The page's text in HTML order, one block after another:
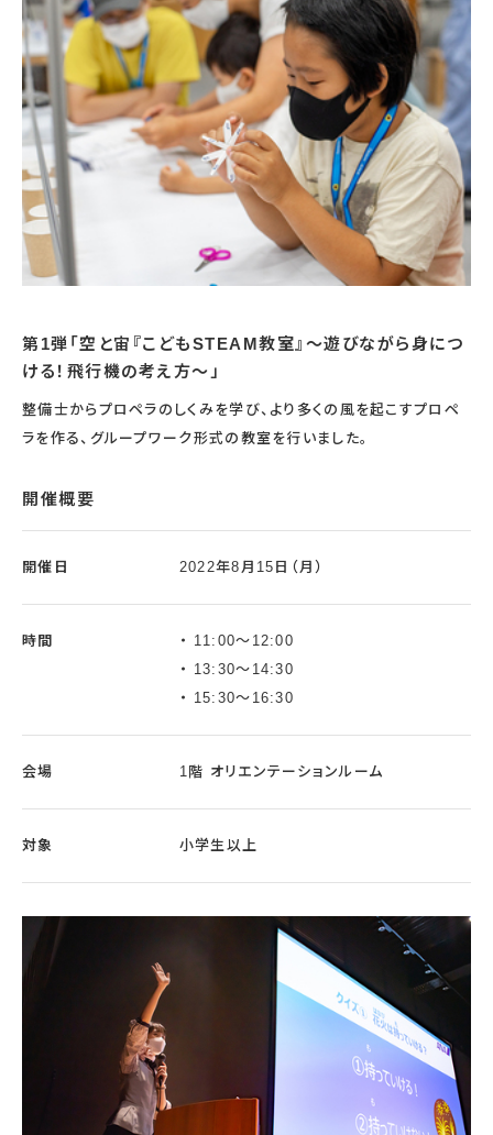
第1弾「空と宙『こどもSTEAM教室』～遊びながら身につ
ける！飛行機の考え方～」
整備士からプロペラのしくみを学び、より多くの風を起こすプロペ
ラを作る、グループワーク形式の教室を行いました。
開催概要
開催日 2022年8月15日（月）
時間
11:00～12:00
13:30～14:30
15:30～16:30
会場 1階 オリエンテーションルーム
対象 小学生以上